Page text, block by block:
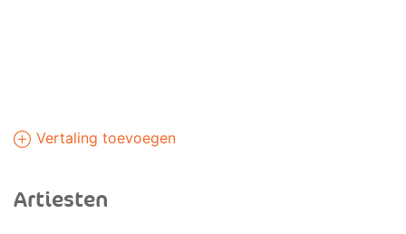
Vertaling toevoegen
Artiesten